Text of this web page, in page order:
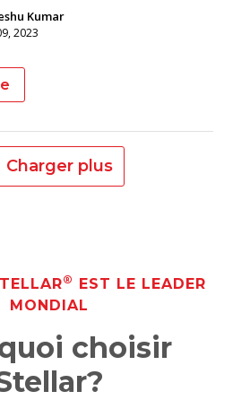
Kumar
2023
Charger plus
® EST LE LEADER
MONDIAL
choisir